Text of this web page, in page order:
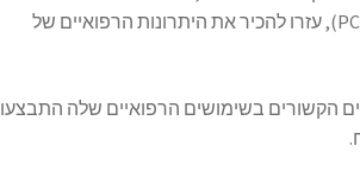
הנפש (כמו טיפול בחרדה ודיכאון) או תסמונת השחלות הפוליציסטיות (PCOS), עזרו להכיר את היתרונות הרפואיים של
מולקולה טבעית שזוהתה כבר במאה ה-19, והפיתוחים הקשורים בשימושים הרפואיים שלה התבצעו